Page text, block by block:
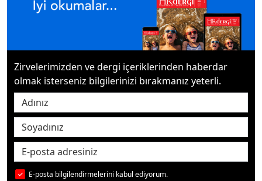
Zirvelerimizden ve dergi içeriklerinden haberdar
olmak isterseniz bilgilerinizi bırakmanız yeterli.
E-posta bilgilendirmelerini kabul ediyorum.